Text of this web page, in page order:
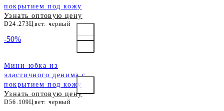
покрытием под кожу
Узнать оптовую цену
D24.273Цвет: черный
Мини-юбка из
эластичного денима с
покрытием под кожу
Узнать оптовую цену
D56.109Цвет: черный
-50%